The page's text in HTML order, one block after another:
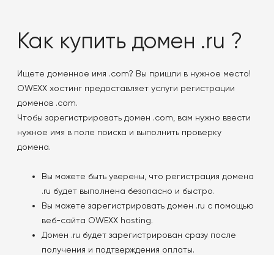
Как купить домен .ru ?
Ищете доменное имя .com? Вы пришли в нужное место!
OWEXX хостинг предоставляет услуги регистрации
доменов .com.
Чтобы зарегистрировать домен .com, вам нужно ввести
нужное имя в поле поиска и выполнить проверку
домена.
Вы можете быть уверены, что регистрация домена
.ru будет выполнена безопасно и быстро.
Вы можете зарегистрировать домен .ru с помощью
веб-сайта OWEXX hosting.
Домен .ru будет зарегистрирован сразу после
получения и подтверждения оплаты.